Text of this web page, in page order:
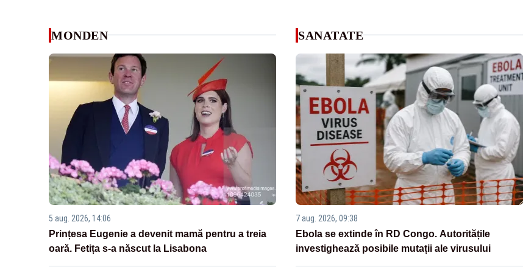
MONDEN
5 aug. 2026, 14:06
Prințesa Eugenie a devenit mamă pentru a treia
oară. Fetița s-a născut la Lisabona
SANATATE
7 aug. 2026, 09:38
Ebola se extinde în RD Congo. Autoritățile
investighează posibile mutații ale virusului